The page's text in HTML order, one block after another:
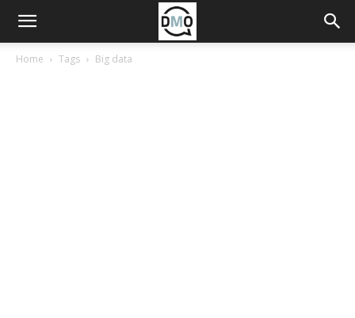
Home Tags Big data